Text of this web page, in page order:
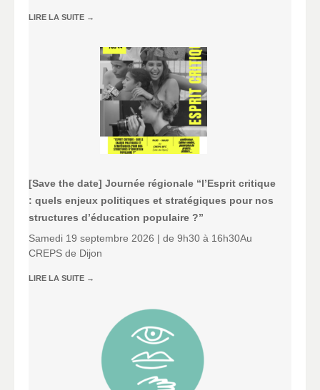
LIRE LA SUITE →
[Save the date] Journée régionale “l’Esprit critique
: quels enjeux politiques et stratégiques pour nos
structures d’éducation populaire ?”
Samedi 19 septembre 2026 | de 9h30 à 16h30Au
CREPS de Dijon
LIRE LA SUITE →